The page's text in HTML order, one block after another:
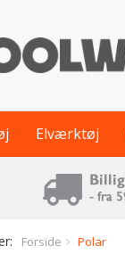
Elværktøj
Forside Polar